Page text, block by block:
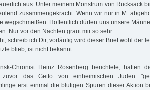
aus. Unter meinem Monstrum von Rucksack
zusammengekracht. Wenn wir nur in M.
wegschmeißen. Hoffentlich dürfen uns unsere
Nur vor den Nächten graut mir so sehr.
schreib ich Dir, vorläufig wird dieser Brief wohl der
blieb, ist nicht bekannt.
Chronist Heinz Rosenberg berichtete, hatten
zuvor das Getto von einheimischen Juden
erst einmal die blutigen Spuren dieser Aktion